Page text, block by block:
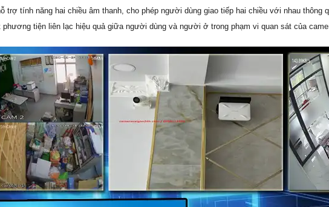
trợ tính năng hai chiều âm thanh, cho phép người dùng giao tiếp hai chiều với nhau
tiện liên lạc hiệu quả giữa người dùng và người ở trong phạm vi quan sát của